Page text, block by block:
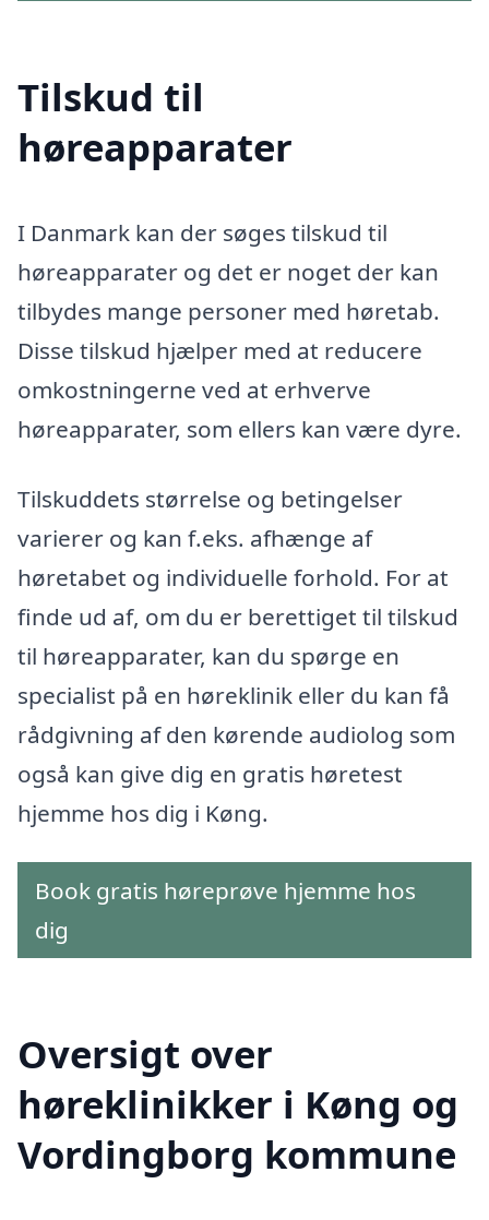
Tilskud til
høreapparater
I Danmark kan der søges tilskud til
høreapparater og det er noget der kan
tilbydes mange personer med høretab.
Disse tilskud hjælper med at reducere
omkostningerne ved at erhverve
høreapparater, som ellers kan være dyre.
Tilskuddets størrelse og betingelser
varierer og kan f.eks. afhænge af
høretabet og individuelle forhold. For at
finde ud af, om du er berettiget til tilskud
til høreapparater, kan du spørge en
specialist på en høreklinik eller du kan få
rådgivning af den kørende audiolog som
også kan give dig en gratis høretest
hjemme hos dig i Køng.
Book gratis høreprøve hjemme hos
dig
Oversigt over
høreklinikker i Køng og
Vordingborg kommune